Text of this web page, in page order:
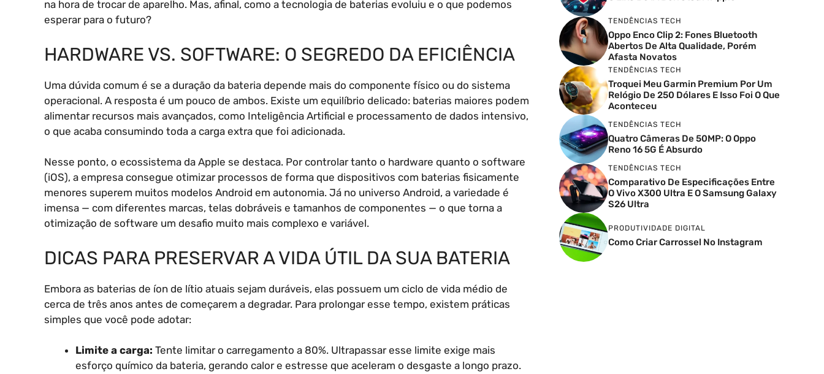
na hora de trocar de aparelho. Mas, afinal, como a tecnologia de baterias evoluiu e o que podemos
esperar para o futuro?
HARDWARE VS. SOFTWARE: O SEGREDO DA EFICIÊNCIA
Uma dúvida comum é se a duração da bateria depende mais do componente físico ou do sistema
operacional. A resposta é um pouco de ambos. Existe um equilíbrio delicado: baterias maiores podem
alimentar recursos mais avançados, como Inteligência Artificial e processamento de dados intensivo,
o que acaba consumindo toda a carga extra que foi adicionada.
Nesse ponto, o ecossistema da Apple se destaca. Por controlar tanto o hardware quanto o software
(iOS), a empresa consegue otimizar processos de forma que dispositivos com baterias fisicamente
menores superem muitos modelos Android em autonomia. Já no universo Android, a variedade é
imensa — com diferentes marcas, telas dobráveis e tamanhos de componentes — o que torna a
otimização de software um desafio muito mais complexo e variável.
DICAS PARA PRESERVAR A VIDA ÚTIL DA SUA BATERIA
Embora as baterias de íon de lítio atuais sejam duráveis, elas possuem um ciclo de vida médio de
cerca de três anos antes de começarem a degradar. Para prolongar esse tempo, existem práticas
simples que você pode adotar:
Limite a carga: Tente limitar o carregamento a 80%. Ultrapassar esse limite exige mais
esforço químico da bateria, gerando calor e estresse que aceleram o desgaste a longo prazo.
TENDÊNCIAS TECH
Oppo Enco Clip 2: Fones Bluetooth
Abertos De Alta Qualidade, Porém
Afasta Novatos
TENDÊNCIAS TECH
Troquei Meu Garmin Premium Por Um
Relógio De 250 Dólares E Isso Foi O Que
Aconteceu
TENDÊNCIAS TECH
Quatro Câmeras De 50MP: O Oppo
Reno 16 5G É Absurdo
TENDÊNCIAS TECH
Comparativo De Especificações Entre
O Vivo X300 Ultra E O Samsung Galaxy
S26 Ultra
PRODUTIVIDADE DIGITAL
Como Criar Carrossel No Instagram